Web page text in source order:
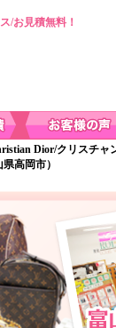
/お見積無料！
Dior/クリスチャ
高岡市）